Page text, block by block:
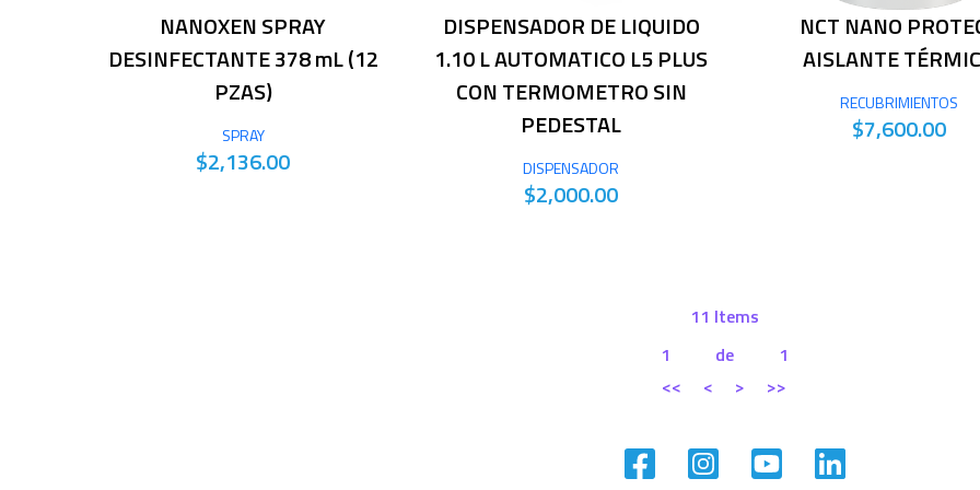
NANOXEN SPRAY
DESINFECTANTE 378 mL (12
PZAS)
SPRAY
$2,136.00
DISPENSADOR DE LIQUIDO
1.10 L AUTOMATICO L5 PLUS
CON TERMOMETRO SIN
PEDESTAL
DISPENSADOR
$2,000.00
NCT NANO
AISLANTE
RECUBRIMIENTOS
$7,600.00
11 Items
1
de
1
<<
< > >>